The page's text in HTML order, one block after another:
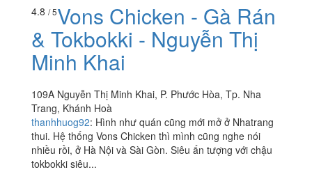
4.8 / 5Vons Chicken - Gà Rán
& Tokbokki - Nguyễn Thị
Minh Khai
109A Nguyễn Thị Minh Khai, P. Phước Hòa, Tp. Nha
Trang, Khánh Hoà
thanhhuog92: Hình như quán cũng mới mở ở Nhatrang
thui. Hệ thống Vons Chicken thì mình cũng nghe nói
nhiều rồi, ở Hà Nội và Sài Gòn. Siêu ấn tượng với chậu
tokbokki siêu...